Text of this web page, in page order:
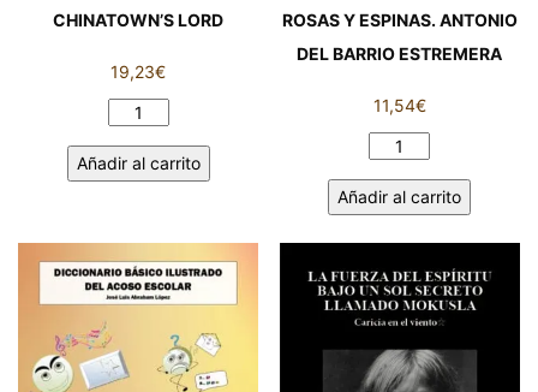
CHINATOWN’S LORD
19,23€
LIBRO
RELATOS.
cantidad
Añadir al carrito
ROSAS Y ESPINAS. ANTONIO
DEL BARRIO ESTREMERA
11,54€
PINCELES
RIMAS
Y
ESPINAS.
ANTONIO
DEL
Añadir al carrito